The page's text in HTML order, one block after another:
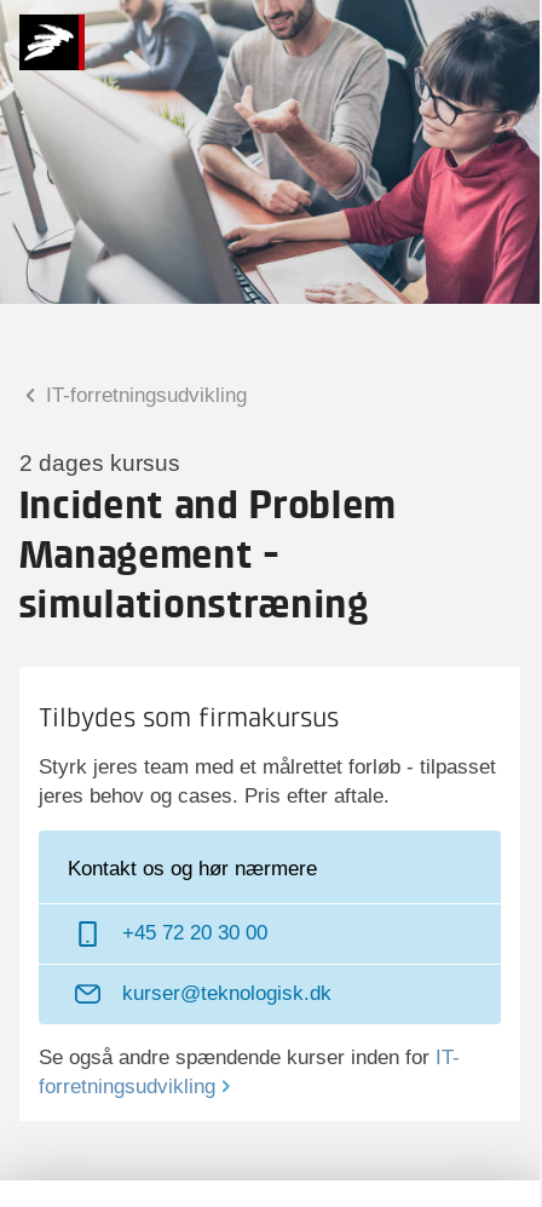
IT-forretningsudvikling
2 dages kursus
Incident and Problem
Management -
simulationstræning
Tilbydes som firmakursus
Styrk jeres team med et målrettet forløb - tilpasset
jeres behov og cases. Pris efter aftale.
Kontakt os og hør nærmere
+45 72 20 30 00
kurser@teknologisk.dk
Se også andre spændende kurser inden for IT-
forretningsudvikling
Praktiske spørgsmål
Spørgsmål til tilmelding, forplejning,
afholdelsessted m.m.
Malene Kjærsgaard
Hvad kan vi hjælpe
dig med?